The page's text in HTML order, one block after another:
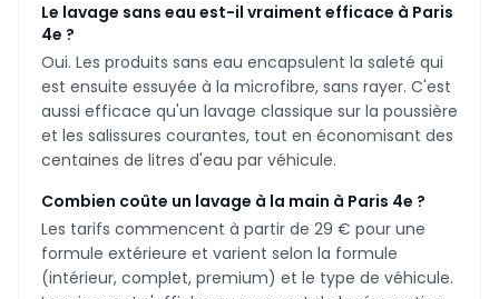
Le lavage sans eau est-il vraiment efficace à Paris
4e ?
Oui. Les produits sans eau encapsulent la saleté qui
est ensuite essuyée à la microfibre, sans rayer. C'est
aussi efficace qu'un lavage classique sur la poussière
et les salissures courantes, tout en économisant des
centaines de litres d'eau par véhicule.
Combien coûte un lavage à la main à Paris 4e ?
Les tarifs commencent à partir de 29 € pour une
formule extérieure et varient selon la formule
(intérieur, complet, premium) et le type de véhicule.